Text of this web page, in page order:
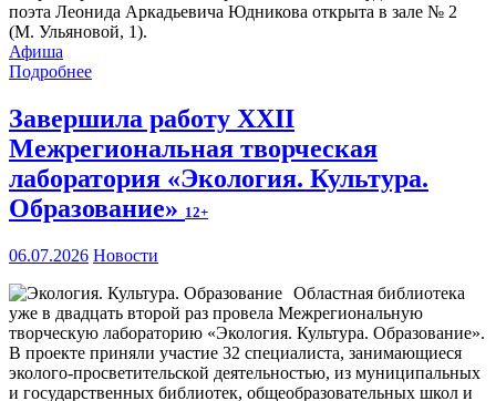
поэта Леонида Аркадьевича Юдникова открыта в зале № 2
(М. Ульяновой, 1).
Афиша
Подробнее
Завершила работу XXII
Межрегиональная творческая
лаборатория «Экология. Культура.
Образование» 12+
06.07.2026 Новости
Областная библиотека
уже в двадцать второй раз провела Межрегиональную
творческую лабораторию «Экология. Культура. Образование».
В проекте приняли участие 32 специалиста, занимающиеся
эколого-просветительской деятельностью, из муниципальных
и государственных библиотек, общеобразовательных школ и